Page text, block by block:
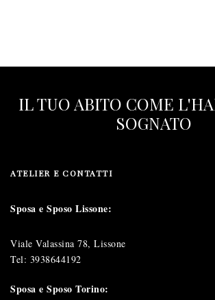
IL TUO ABITO COME
SOGNATO
ATELIER E CONTATTI
Sposa e Sposo Lissone:
Viale Valassina 78, Lissone
Tel: 3938644192
Sposa e Sposo Torino: